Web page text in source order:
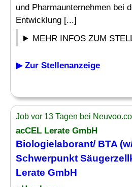
und Pharmaunternehmen bei
Entwicklung [...]
MEHR INFOS ZUM
▶ Zur Stellenanzeige
Job vor 13 Tagen bei
acCEL Lerate GmbH
Biologielaborant/ BTA
Schwerpunkt
Lerate GmbH